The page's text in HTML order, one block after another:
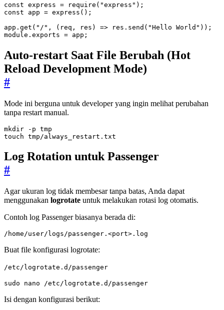
const express = require ( "express" );
const
app = express ();
app . get ( "/" , ( req , res ) => res . send ( "Hello World" ));
module . exports = app ;
Auto-restart Saat File Berubah (Hot
Reload Development Mode)
#
Mode ini berguna untuk developer yang ingin melihat perubahan
tanpa restart manual.
touch tmp/always_restart.txt
Log Rotation untuk Passenger
#
Agar ukuran log tidak membesar tanpa batas, Anda dapat
menggunakan logrotate untuk melakukan rotasi log otomatis.
Contoh log Passenger biasanya berada di:
/home/user/logs/passenger.<port>.log
Buat file konfigurasi logrotate:
/etc/logrotate.d/passenger
sudo nano /etc/logrotate.d/passenger
Isi dengan konfigurasi berikut: